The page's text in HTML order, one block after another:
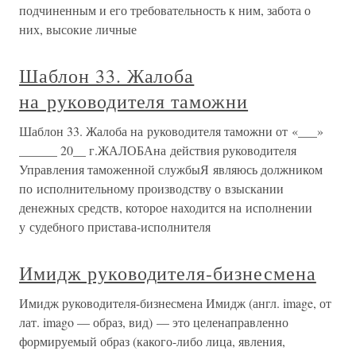
подчиненным и его требовательность к ним, забота о
них, высокие личные
Шаблон 33. Жалоба
на руководителя таможни
Шаблон 33. Жалоба на руководителя таможни от «___»
______ 20__ г.ЖАЛОБАна действия руководителя
Управления таможенной службыЯ являюсь должником
по исполнительному производству о взыскании
денежных средств, которое находится на исполнении
у судебного пристава-исполнителя
Имидж руководителя-бизнесмена
Имидж руководителя-бизнесмена Имидж (англ. image, от
лат. imago — образ, вид) — это целенаправленно
формируемый образ (какого-либо лица, явления,